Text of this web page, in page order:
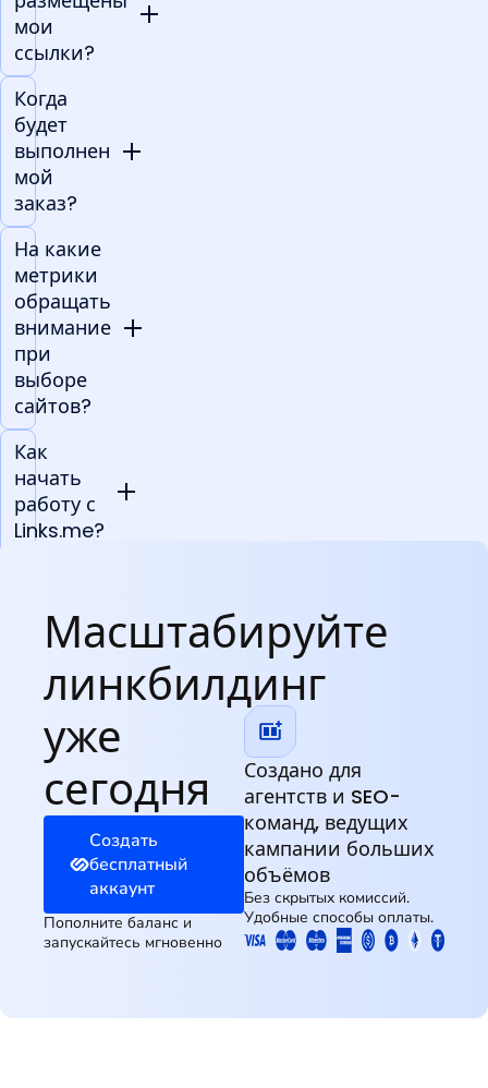
мои
ссылки?
Когда
будет
выполнен
мой
заказ?
На какие
метрики
обращать
внимание
при
выборе
сайтов?
Как
начать
работу с
Links.me?
что мою
ссылку не
удалят?
Масштабируйте
линкбилдинг
уже
сегодня
Создать
бесплатный
аккаунт
Пополните баланс и
запускайтесь мгновенно
Создано для
агентств и SEO-
команд, ведущих
кампании больших
объёмов
Без скрытых комиссий.
Удобные способы оплаты.